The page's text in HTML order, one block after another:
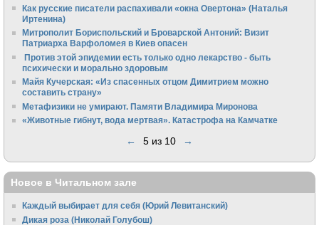
Как русские писатели распахивали «окна Овертона» (Наталья
Иртенина)
Митрополит Бориспольский и Броварской Антоний: Визит
Патриарха Варфоломея в Киев опасен
Против этой эпидемии есть только одно лекарство - быть
психически и морально здоровым
Майя Кучерская: «Из спасенных отцом Димитрием можно
составить страну»
Метафизики не умирают. Памяти Владимира Миронова
«Животные гибнут, вода мертвая». Катастрофа на Камчатке
← 5 из 10 →
Новое в Читальном зале
Каждый выбирает для себя (Юрий Левитанский)
Дикая роза (Николай Голубош)